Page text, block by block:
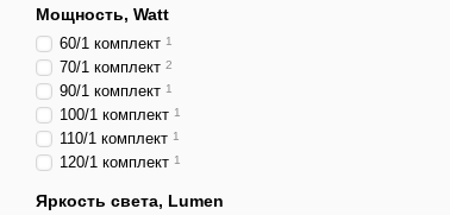
Мощность, Watt
60/1 комплект 1
70/1 комплект 2
90/1 комплект 1
100/1 комплект 1
110/1 комплект 1
120/1 комплект 1
Яркость света, Lumen